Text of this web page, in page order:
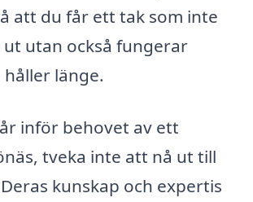
att du får ett tak som inte
utan också fungerar
länge.
inför behovet av ett
tveka inte att nå ut till
kunskap och expertis